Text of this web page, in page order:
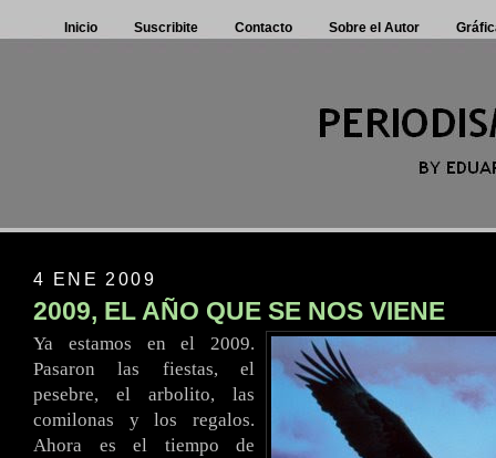
Inicio Suscribite Contacto Sobre el Autor
4 ENE 2009
2009, EL AÑO QUE SE NOS VIENE
Ya estamos en el 2009.
Pasaron las fiestas, el
pesebre, el arbolito, las
comilonas y los regalos.
Ahora es el tiempo de